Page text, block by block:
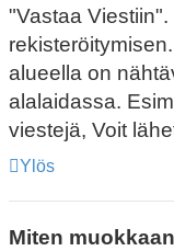
"Vastaa
alueella on
alalaidassa.
viestejä, Voit
Ylös
Miten